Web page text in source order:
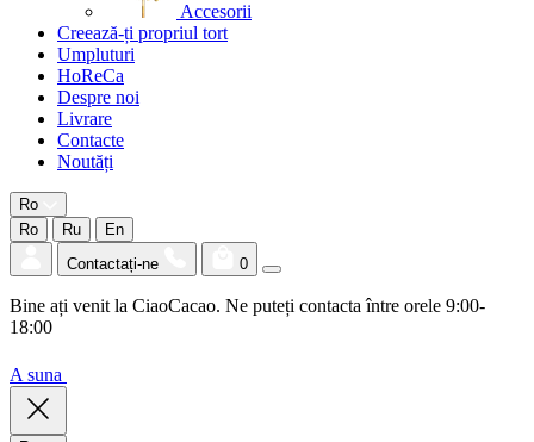
Accesorii
Creează-ți propriul tort
Umpluturi
HoReCa
Despre noi
Livrare
Contacte
Noutăți
Ro
Ro
Ru
En
Contactați-ne
0
Bine ați venit la CiaoCacao. Ne puteți contacta între orele 9:00-
18:00
A suna